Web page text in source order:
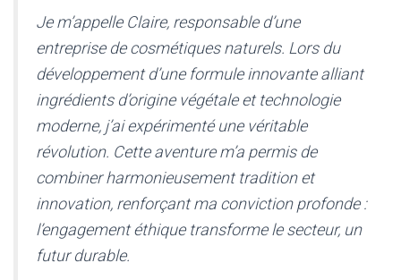
Je m’appelle Claire, responsable d’une
entreprise de cosmétiques naturels. Lors du
développement d’une formule innovante alliant
ingrédients d’origine végétale et technologie
moderne, j’ai expérimenté une véritable
révolution. Cette aventure m’a permis de
combiner harmonieusement tradition et
innovation, renforçant ma conviction profonde :
l’engagement éthique transforme le secteur, un
futur durable.